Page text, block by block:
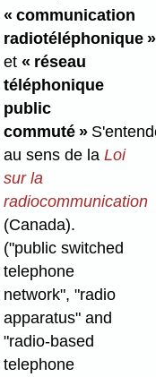
« communication
radiotéléphonique »
et« réseau
téléphonique
public
commuté »
au sens de la Loi
sur la
radiocommunication
(Canada).
("public switched
telephone
network", "radio
apparatus" and
"radio-based
telephone